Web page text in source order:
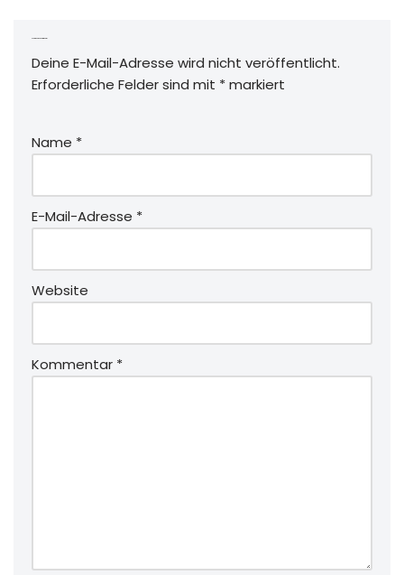
Deine E-Mail-Adresse wird nicht veröffentlicht.
Erforderliche Felder sind mit *markiert
Name *
E-Mail-Adresse *
Website
Kommentar *